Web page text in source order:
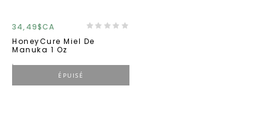
34,49$CA
HoneyCure Miel De
Manuka 1 Oz
ÉPUISÉ